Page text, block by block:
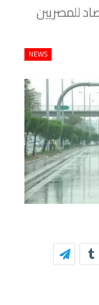
للمصريين
NEWS